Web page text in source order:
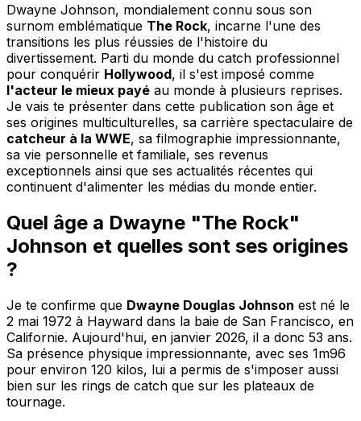
Dwayne Johnson, mondialement connu sous son
surnom emblématique The Rock, incarne l'une des
transitions les plus réussies de l'histoire du
divertissement. Parti du monde du catch professionnel
pour conquérir Hollywood, il s'est imposé comme
l'acteur le mieux payé au monde à plusieurs reprises.
Je vais te présenter dans cette publication son âge et
ses origines multiculturelles, sa carrière spectaculaire de
catcheur à la WWE, sa filmographie impressionnante,
sa vie personnelle et familiale, ses revenus
exceptionnels ainsi que ses actualités récentes qui
continuent d'alimenter les médias du monde entier.
Quel âge a Dwayne "The Rock"
Johnson et quelles sont ses origines
?
Je te confirme que Dwayne Douglas Johnson est né le
2 mai 1972 à Hayward dans la baie de San Francisco, en
Californie. Aujourd'hui, en janvier 2026, il a donc 53 ans.
Sa présence physique impressionnante, avec ses 1m96
pour environ 120 kilos, lui a permis de s'imposer aussi
bien sur les rings de catch que sur les plateaux de
tournage.